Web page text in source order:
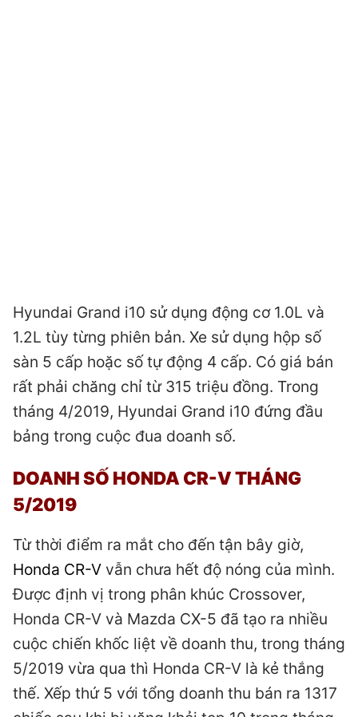
Hyundai Grand i10 sử dụng động cơ 1.0L và
1.2L tùy từng phiên bản. Xe sử dụng hộp số
sàn 5 cấp hoặc số tự động 4 cấp. Có giá bán
rất phải chăng chỉ từ 315 triệu đồng. Trong
tháng 4/2019, Hyundai Grand i10 đứng đầu
bảng trong cuộc đua doanh số.
DOANH SỐ HONDA CR-V THÁNG
5/2019
Từ thời điểm ra mắt cho đến tận bây giờ,
Honda CR-V vẫn chưa hết độ nóng của mình.
Được định vị trong phân khúc Crossover,
Honda CR-V và Mazda CX-5 đã tạo ra nhiều
cuộc chiến khốc liệt về doanh thu, trong tháng
5/2019 vừa qua thì Honda CR-V là kẻ thắng
thế. Xếp thứ 5 với tổng doanh thu bán ra 1317